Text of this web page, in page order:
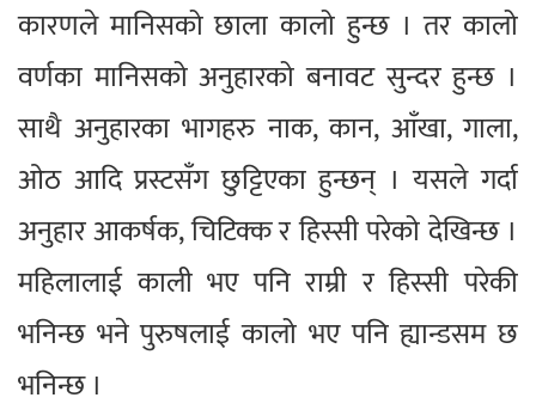
कारणले मानिसको छाला कालो हुन्छ । तर कालो
वर्णका मानिसको अनुहारको बनावट सुन्दर हुन्छ ।
साथै अनुहारका भागहरु नाक, कान, आँखा, गाला,
ओठ आदि प्रस्टसँग छुट्टिएका हुन्छन् । यसले गर्दा
अनुहार आकर्षक, चिटिक्क र हिस्सी परेको देखिन्छ ।
महिलालाई काली भए पनि राम्री र हिस्सी परेकी
भनिन्छ भने पुरुषलाई कालो भए पनि ह्यान्डसम छ
भनिन्छ ।